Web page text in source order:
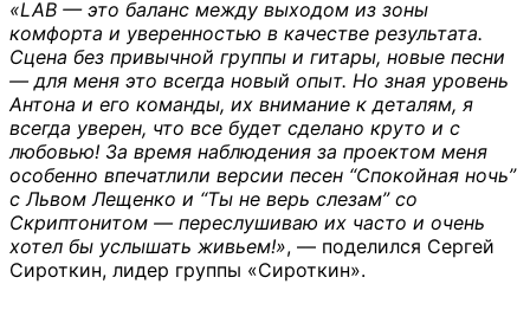
«LAB — это баланс между выходом из зоны
комфорта и уверенностью в качестве результата.
Сцена без привычной группы и гитары, новые песни
— для меня это всегда новый опыт. Но зная уровень
Антона и его команды, их внимание к деталям, я
всегда уверен, что все будет сделано круто и с
любовью! За время наблюдения за проектом меня
особенно впечатлили версии песен “Спокойная ночь”
с Львом Лещенко и “Ты не верь слезам” со
Скриптонитом — переслушиваю их часто и очень
хотел бы услышать живьем!», –– поделился Сергей
Сироткин, лидер группы «Сироткин».